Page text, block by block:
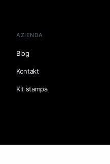
AZIENDA
Blog
Kontakt
Kit stampa